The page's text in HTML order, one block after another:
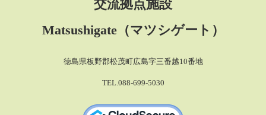
交流拠点施設
Matsushigate（マツシゲート）
徳島県板野郡松茂町広島字三番越10番地
TEL.088-699-5030